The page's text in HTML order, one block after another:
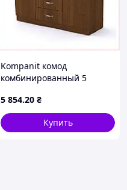
Kompanit комод
комбинированный 5
5 854.20 ₴
Купить